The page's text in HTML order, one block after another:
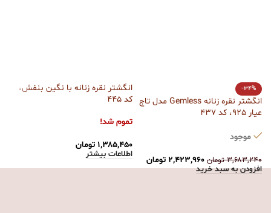
-34%
انگشتر نقره زنانه Gemless مدل تاج
عیار 925، کد 437
موجود
۳,۶۸۳,۲۴۰ تومان ۲,۴۲۳,۹۶۰ تومان
افزودن به سبد خرید
انگشتر نقره زنانه با نگین بنفش،
کد 445
تموم شد!
۱,۳۸۵,۴۵۰ تومان
اطلاعات بیشتر